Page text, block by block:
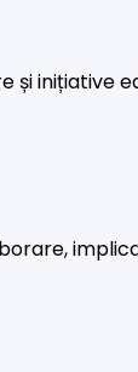
și inițiative